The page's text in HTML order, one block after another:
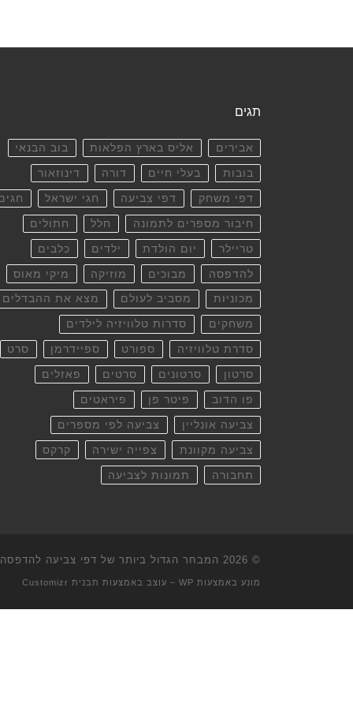
תגים
אבירים אליס בארץ הפלאות בוב הבנאי
בובות בעלי חיים דורה דינוזאור
דפי משחק דפי צביעה חגי ישראל
חיבור מספרים לתמונה חלל חתולים
טריילר יום הולדת ילדים כלבים
להדפסה מבוכים מוזיקה מיקי מאוס
מכוניות מסביב לעולם מצא את ההבדלים
משחקים סדרות טלוויזיה לילדים
סדרת טלוויזיה ספורט ספיידרמן סרט
סרטון סרטונים סרטים פאזלים
פו הדוב פיטר פן פיראטים
צביעה אונליין צביעה לפי מספרים
צביעה מקוונת צפייה ישירה קרקס
תחבורה תמונות לצביעה
© 2026 המבחר הגדול ביותר של דפי צביעה להדפסה
מונע באמצעות WP – עוצב באמצעות תבנית Customizr